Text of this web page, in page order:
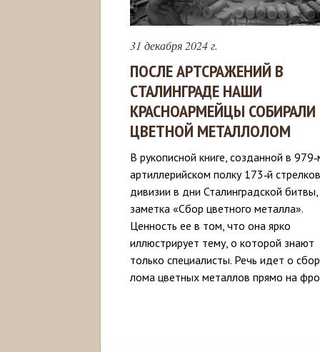
31 декабря 2024 г.
ПОСЛЕ АРТСРАЖЕНИЙ В
СТАЛИНГРАДЕ НАШИ
КРАСНОАРМЕЙЦЫ СОБИРАЛИ
ЦВЕТНОЙ МЕТАЛЛОЛОМ
В рукописной книге, созданной в
артиллерийском полку 173‑й
дивизии в дни Сталинградской битвы,
заметка «Сбор цветного металла».
Ценность ее в том, что она ярко
иллюстрирует тему, о которой знают
только специалисты. Речь идет о
лома цветных металлов прямо на